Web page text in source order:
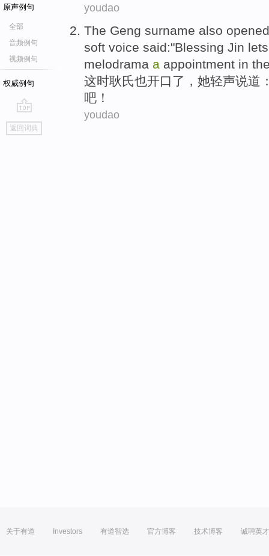
原声例句
全部
音频例句
视频例句
权威例句
go
top
返回词典
youdao
The Geng surname also
soft voice said:"Blessing Jin
melodrama a appointment in
这时耿氏也开口了， 她轻声说道
吧 ！
youdao
关于有道 Investors 有道智选 官方博客 技术博客 诚聘英才